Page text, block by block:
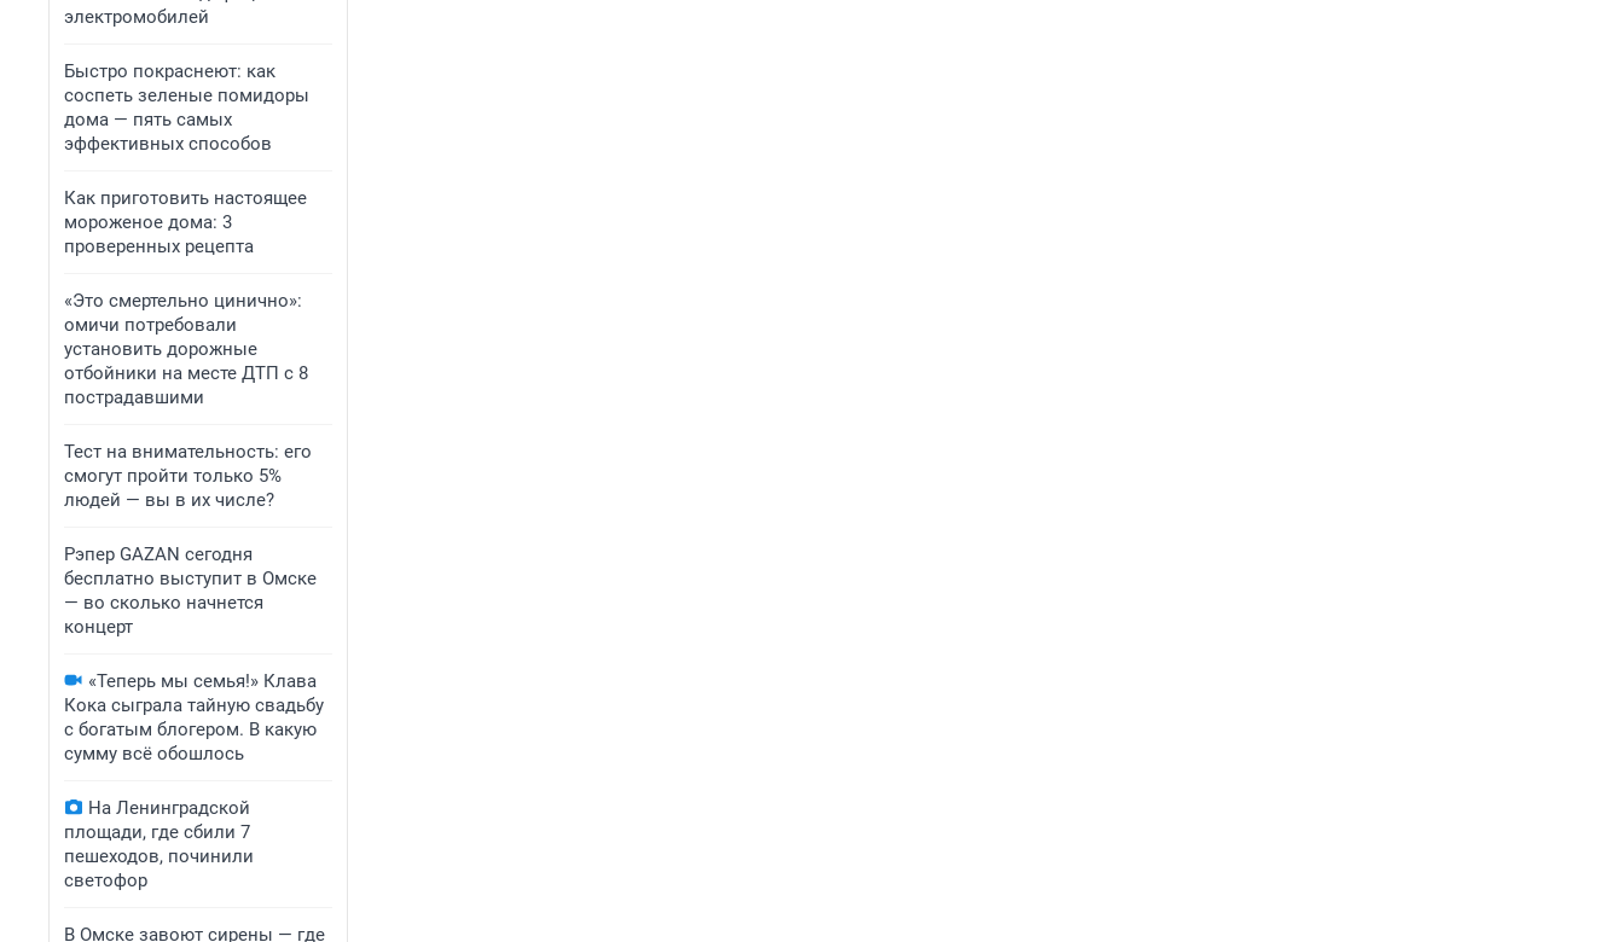
электромобилей
Быстро покраснеют: как
соспеть зеленые помидоры
дома — пять самых
эффективных способов
Как приготовить настоящее
мороженое дома: 3
проверенных рецепта
«Это смертельно цинично»:
омичи потребовали
установить дорожные
отбойники на месте ДТП с 8
пострадавшими
Тест на внимательность: его
смогут пройти только 5%
людей — вы в их числе?
Рэпер GAZAN сегодня
бесплатно выступит в Омске
— во сколько начнется
концерт
«Теперь мы семья!» Клава
Кока сыграла тайную свадьбу
с богатым блогером. В какую
сумму всё обошлось
На Ленинградской
площади, где сбили 7
пешеходов, починили
светофор
В Омске завоют сирены — где